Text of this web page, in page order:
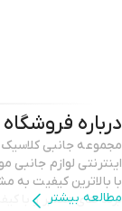
درباره فروشگاه
مطالعه بیشتر